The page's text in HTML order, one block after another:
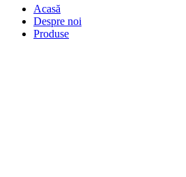
Acasă
Despre noi
Produse